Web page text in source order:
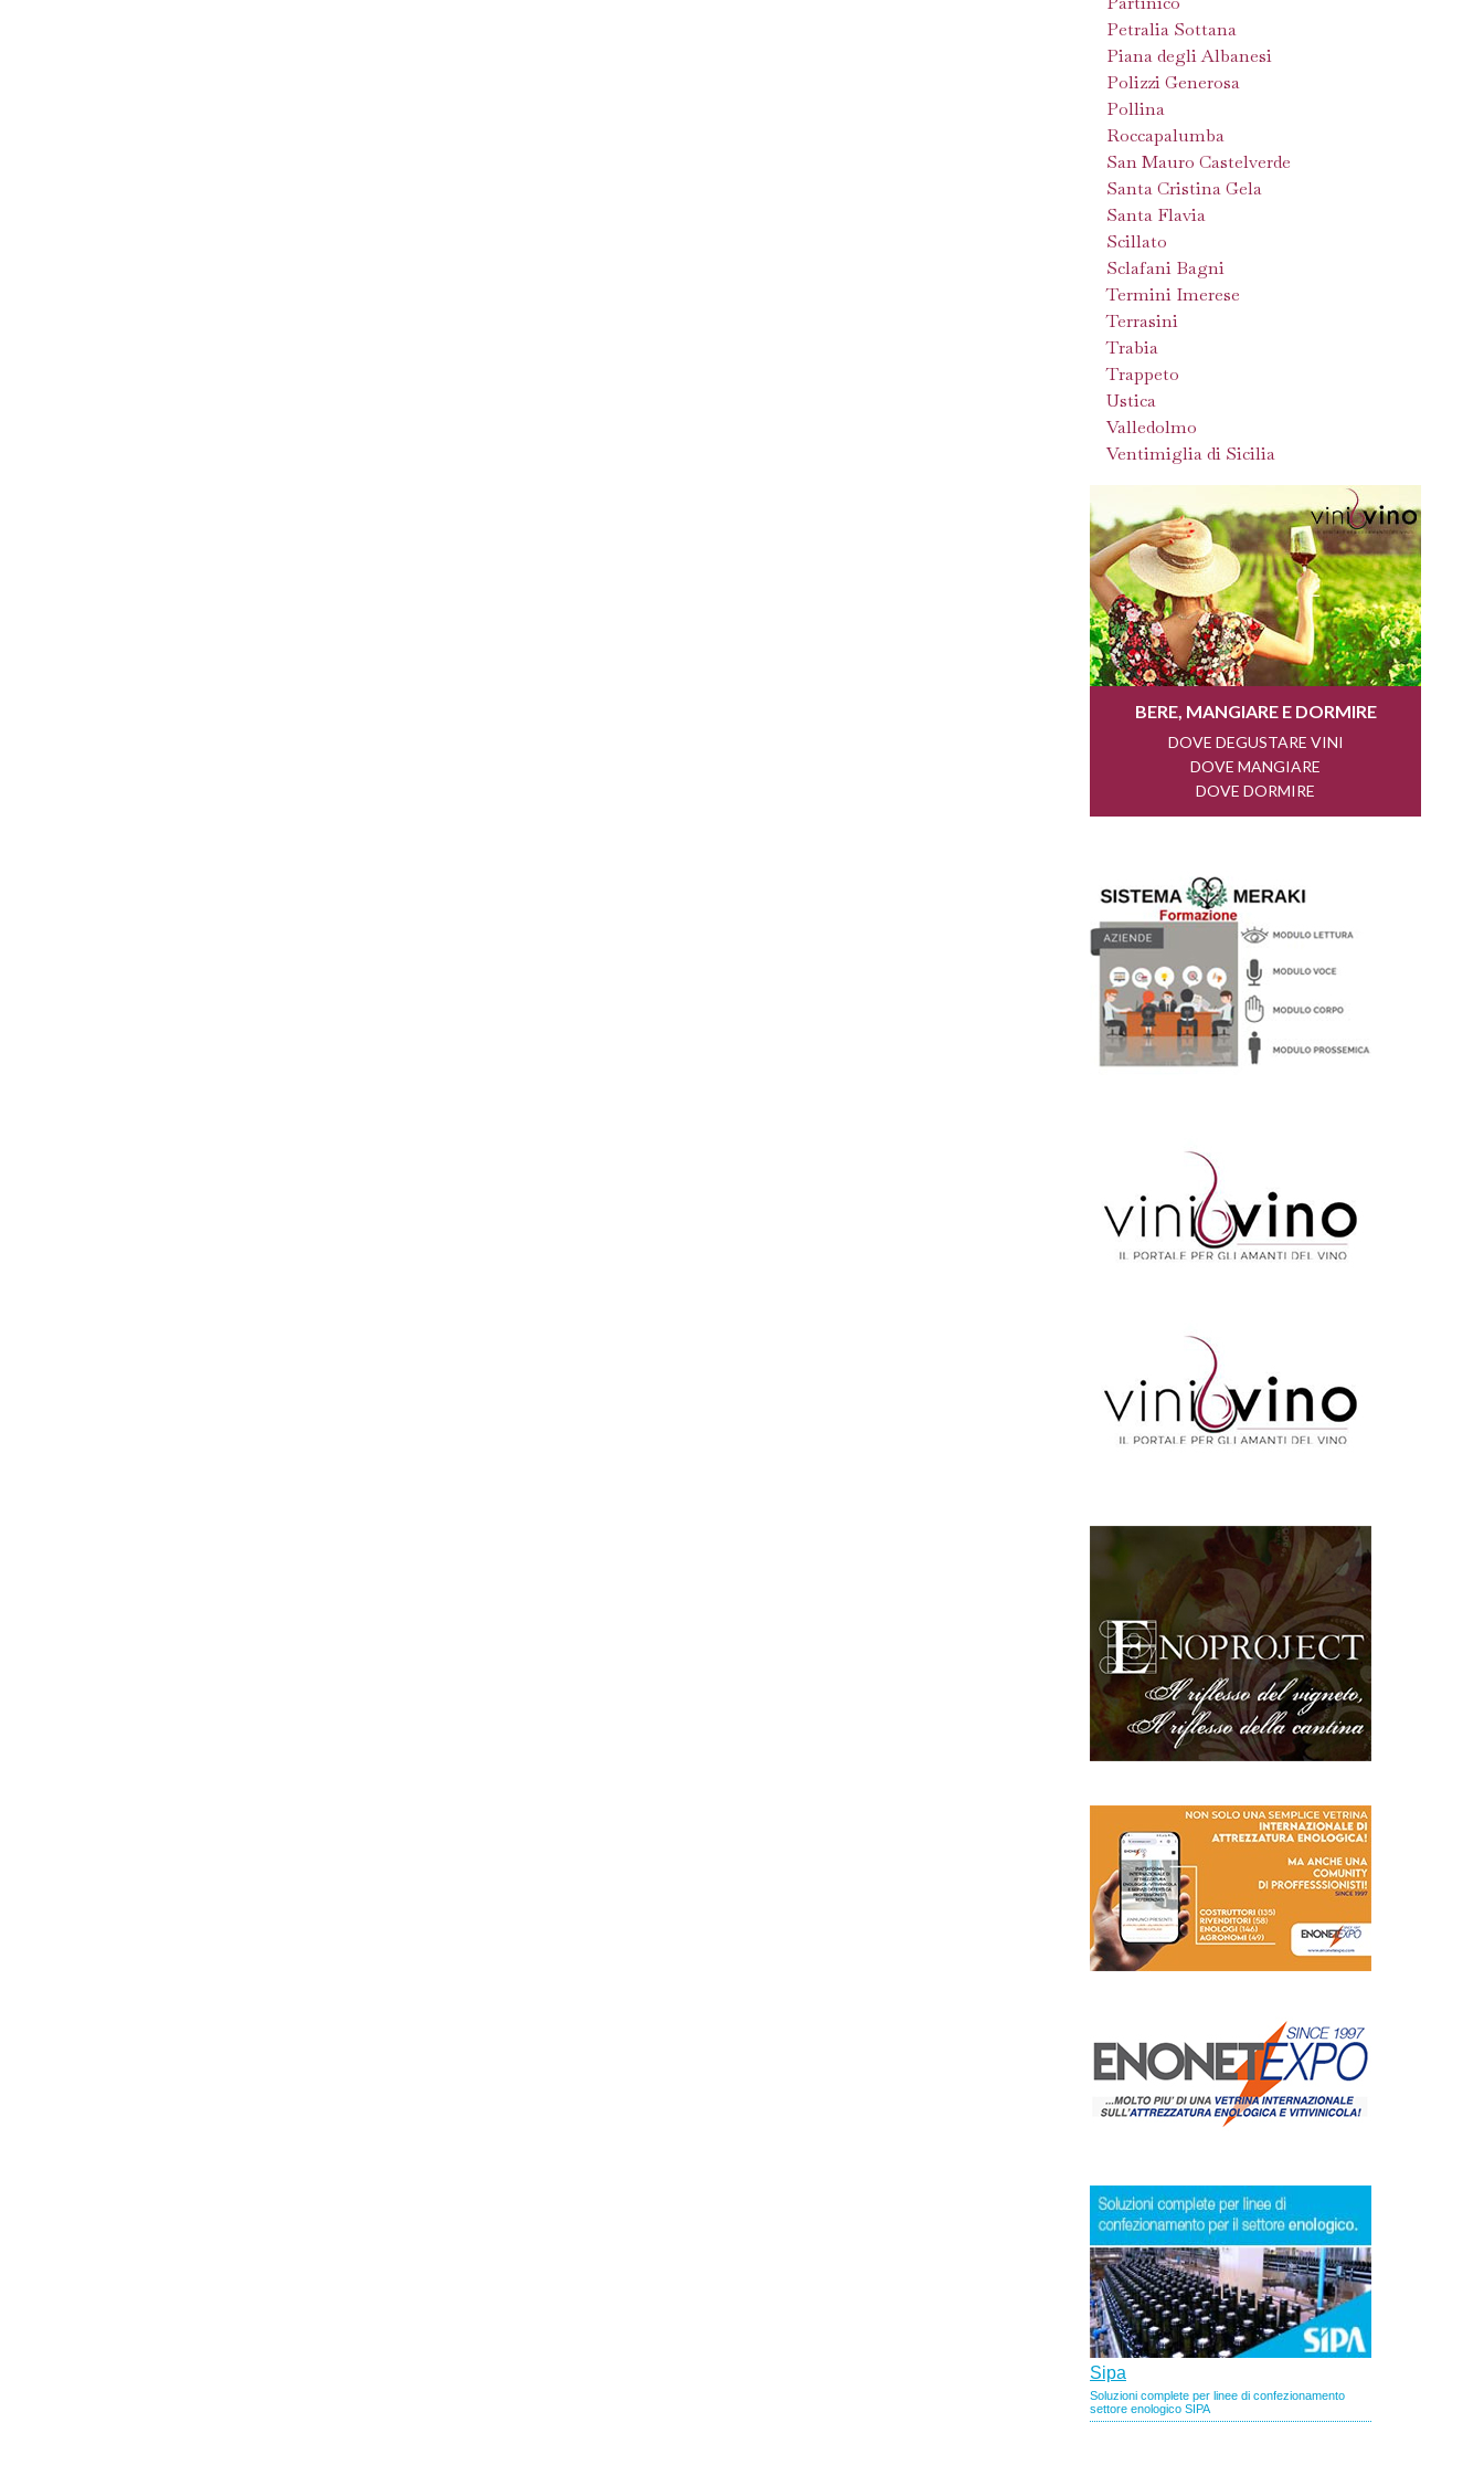
Petralia Sottana
Piana degli Albanesi
Polizzi Generosa
Pollina
Roccapalumba
San Mauro Castelverde
Santa Cristina Gela
Santa Flavia
Scillato
Sclafani Bagni
Termini Imerese
Terrasini
Trabia
Trappeto
Ustica
Valledolmo
Ventimiglia di Sicilia